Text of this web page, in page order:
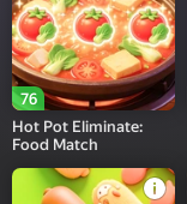
76
Hot Pot Eliminate:
Food Match